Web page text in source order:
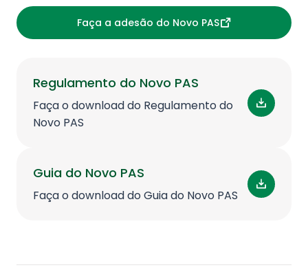
Faça a adesão do Novo PAS
Regulamento do Novo PAS
Faça o download do Regulamento do
Novo PAS
Guia do Novo PAS
Faça o download do Guia do Novo PAS